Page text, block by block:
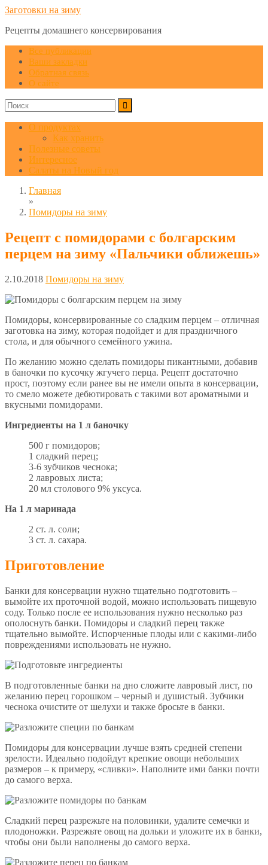
Заготовки на зиму
Рецепты домашнего консервирования
Все публикации
Ваши закладки
Обратная связь
О сайте
О продуктах
Как хранить
Полезные советы
Интересное
Салаты на Новый год
Главная
»
Помидоры на зиму
Рецепт с помидорами с болгарским
перцем на зиму «Пальчики оближешь»
2.10.2018 Помидоры на зиму
Помидоры, консервированные со сладким перцем – отличная
заготовка на зиму, которая подойдет и для праздничного
стола, и для обычного семейного ужина.
По желанию можно сделать помидоры пикантными, добавив
в баночки по кусочку жгучего перца. Рецепт достаточно
прост, поэтому если ранее вы не имели опыта в консервации,
то смело можете дебютировать с такими вот ароматными и
вкусными помидорами.
Ингредиенты на 1 л баночку
500 г помидоров;
1 сладкий перец;
3-6 зубчиков чеснока;
2 лавровых листа;
20 мл столового 9% уксуса.
На 1 л маринада
2 ст. л. соли;
3 ст. л. сахара.
Приготовление
Банки для консервации нужно тщательно подготовить –
вымойте их проточной водой, можно использовать пищевую
соду. Только после ее использования нужно несколько раз
ополоснуть банки. Помидоры и сладкий перец также
тщательно вымойте. Испорченные плоды или с какими-либо
повреждениями использовать не нужно.
В подготовленные банки на дно сложите лавровый лист, по
желанию перец горошком – черный и душистый. Зубчики
чеснока очистите от шелухи и также бросьте в банки.
Помидоры для консервации лучше взять средней степени
зрелости. Идеально подойдут крепкие овощи небольших
размеров – к примеру, «сливки». Наполните ими банки почти
до самого верха.
Сладкий перец разрежьте на половинки, удалите семечки и
плодоножки. Разрежьте овощ на дольки и уложите их в банки,
чтобы они были наполнены до самого верха.